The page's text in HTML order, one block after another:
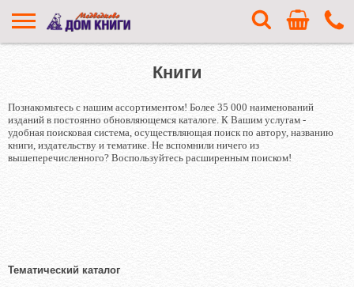
Книги
Познакомьтесь с нашим ассортиментом! Более 35 000 наименований
изданий в постоянно обновляющемся каталоге. К Вашим услугам -
удобная поисковая система, осуществляющая поиск по автору, названию
книги, издательству и тематике. Не вспомнили ничего из
вышеперечисленного? Воспользуйтесь расширенным поиском!
Тематический каталог